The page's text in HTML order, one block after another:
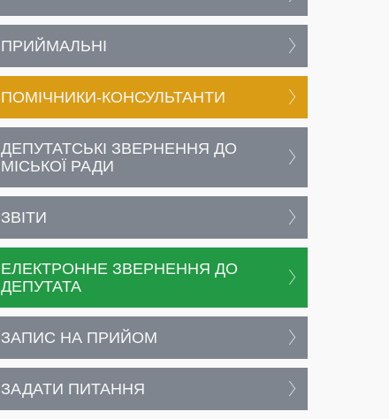
ПРИЙМАЛЬНІ
ПОМІЧНИКИ-КОНСУЛЬТАНТИ
ДЕПУТАТСЬКІ ЗВЕРНЕННЯ ДО
МІСЬКОЇ РАДИ
ЗВІТИ
ЕЛЕКТРОННЕ ЗВЕРНЕННЯ ДО
ДЕПУТАТА
ЗАПИС НА ПРИЙОМ
ЗАДАТИ ПИТАННЯ